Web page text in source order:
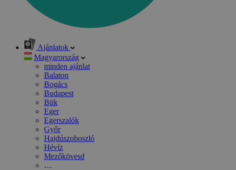
Ajánlatok
Magyarország
minden ajánlat
Balaton
Bogács
Budapest
Bük
Eger
Egerszalók
Győr
Hajdúszoboszló
Hévíz
Mezőkövesd
…